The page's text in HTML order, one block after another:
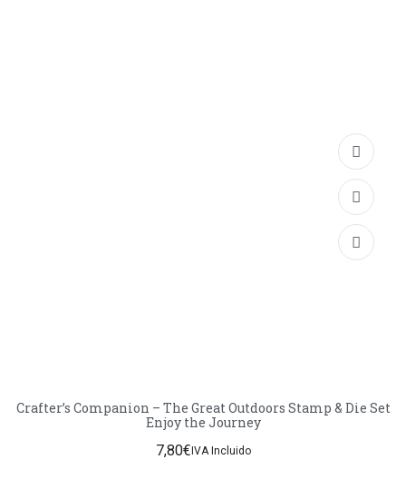
Crafter’s Companion – The Great Outdoors Stamp & Die Set
Enjoy the Journey
7,80€ IVA Incluido